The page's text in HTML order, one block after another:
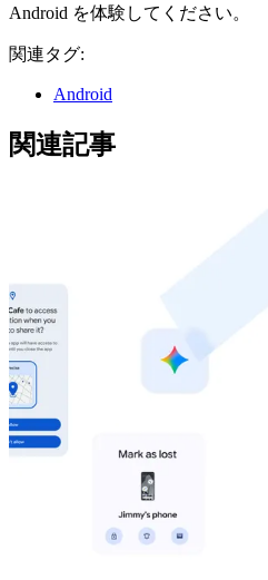
Android を体験してください。
関連タグ:
Android
関連記事